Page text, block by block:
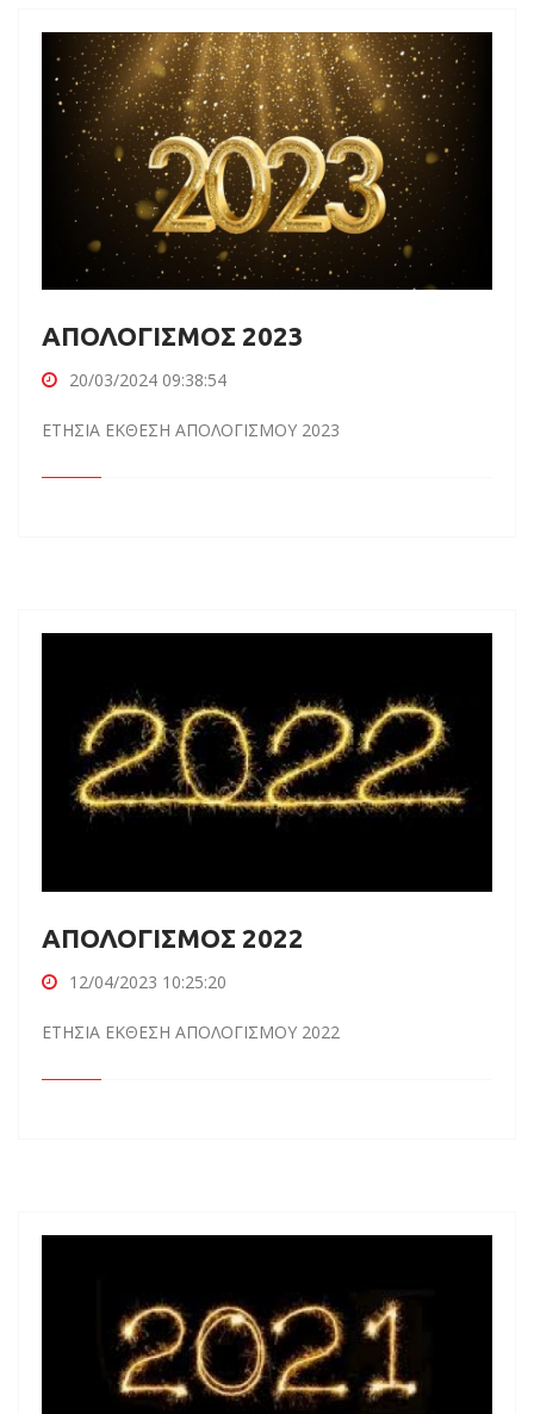
ΑΠΟΛΟΓΙΣΜΟΣ 2023
20/03/2024 09:38:54
ΕΤΗΣΙΑ ΕΚΘΕΣΗ ΑΠΟΛΟΓΙΣΜΟΥ 2023
ΑΠΟΛΟΓΙΣΜΟΣ 2022
12/04/2023 10:25:20
ΕΤΗΣΙΑ ΕΚΘΕΣΗ ΑΠΟΛΟΓΙΣΜΟΥ 2022